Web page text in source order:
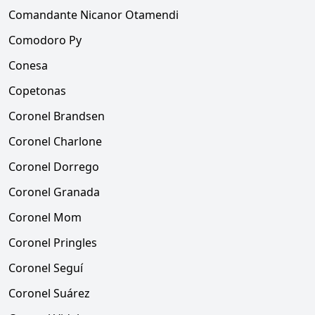
Comandante Nicanor Otamendi
Comodoro Py
Conesa
Copetonas
Coronel Brandsen
Coronel Charlone
Coronel Dorrego
Coronel Granada
Coronel Mom
Coronel Pringles
Coronel Seguí
Coronel Suárez